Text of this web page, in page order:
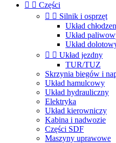
  Części
  Silnik i osprzęt
Układ
Układ
Układ
  Układ jezdny
TUR/TUZ
Skrzynia biegów i
Układ hamulcowy
Układ hydrauliczny
Elektryka
Układ kierowniczy
Kabina i nadwozie
Części SDF
Maszyny uprawowe